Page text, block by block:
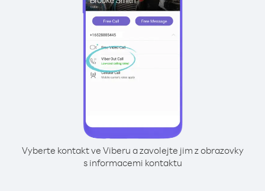
Vyberte kontakt ve Viberu a zavolejte jim z obrazovky
s informacemi kontaktu